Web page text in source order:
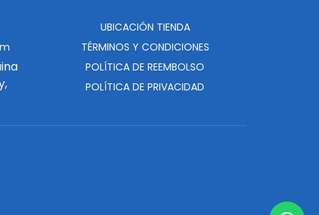
UBICACIÓN TIENDA
TÉRMINOS Y CONDICIONES
POLÍTICA DE REEMBOLSO
POLÍTICA DE PRIVACIDAD